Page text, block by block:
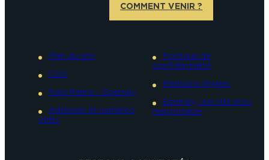
COMMENT VENIR ?
Plan du site
CGV
Pass Reims – Epernay
Adresses et numéros
utiles
Politique de
confidentialité
Mentions légales
Epernay, une ville éco-
responsable